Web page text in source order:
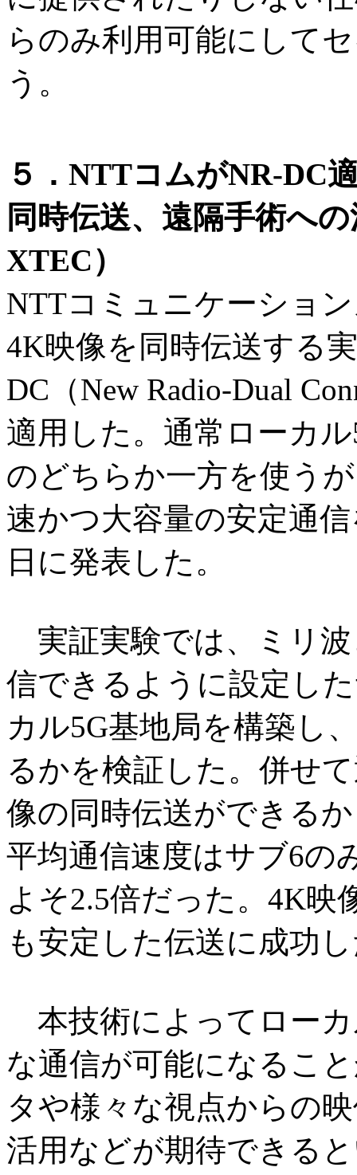
らのみ利用可能にして
う。
５．NTTコムがNR-DC
同時伝送、遠隔手術へ
XTEC）
NTTコミュニケーショ
4K映像を同時伝送する
DC（New Radio-Dual
適用した。通常ローカ
のどちらか一方を使う
速かつ大容量の安定通
日に発表した。
実証実験では、ミリ
信できるように設定し
カル5G基地局を構築し
るかを検証した。併せ
像の同時伝送ができる
平均通信速度はサブ6の
よそ2.5倍だった。4K映
も安定した伝送に成功
本技術によってロー
な通信が可能になるこ
タや様々な視点からの
活用などが期待できる